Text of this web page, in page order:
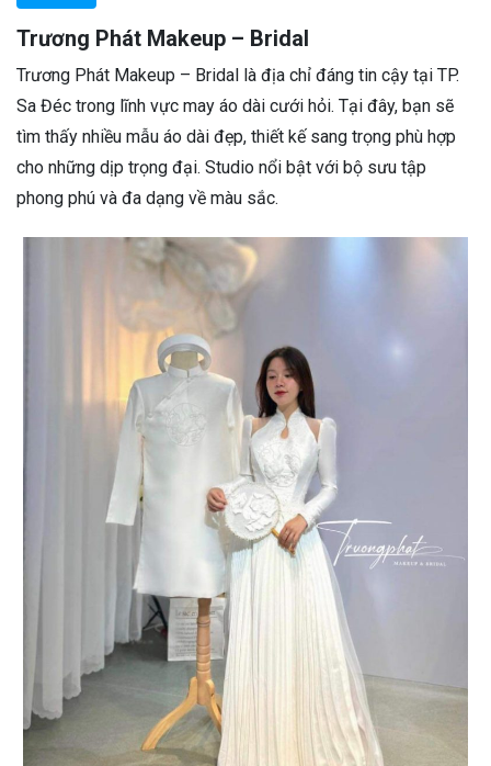
Trương Phát Makeup – Bridal
Trương Phát Makeup – Bridal là địa chỉ đáng tin cậy tại TP.
Sa Đéc trong lĩnh vực may áo dài cưới hỏi. Tại đây, bạn sẽ
tìm thấy nhiều mẫu áo dài đẹp, thiết kế sang trọng phù hợp
cho những dịp trọng đại. Studio nổi bật với bộ sưu tập
phong phú và đa dạng về màu sắc.